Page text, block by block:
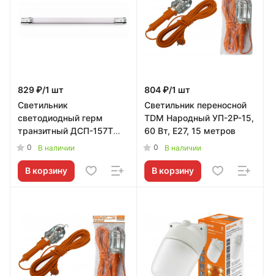
829 ₽/1 шт
Светильник
светодиодный герм
транзитный ДСП-157Т
36Вт 6500К 4500Лм
IP65 NEOX
0 В наличии
В корзину
804 ₽/1 шт
Светильник переносной
TDM Народный УП-2Р-15,
60 Вт, Е27, 15 метров
0 В наличии
В корзину